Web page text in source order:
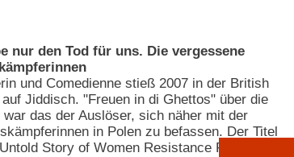
nur den Tod für uns. Die vergessene
und Comedienne stieß 2007 in der British
Jiddisch. "Freuen in di Ghettos" über die
das der Auslöser, sich näher mit der
in Polen zu befassen. Der Titel
Story of Women Resistance Fighters